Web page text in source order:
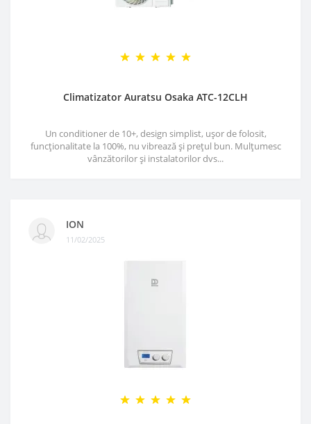
Climatizator Auratsu Osaka ATC-12CLH
Un conditioner de 10+, design simplist, ușor de folosit,
funcționalitate la 100%, nu vibrează și prețul bun. Mulțumesc
vânzătorilor și instalatorilor dvs...
ION
11/02/2025